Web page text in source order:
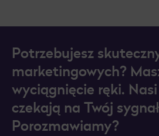
Potrzebujesz
marketingowych?
wyciągnięcie ręki.
czekają na Twój
Porozmawiamy?